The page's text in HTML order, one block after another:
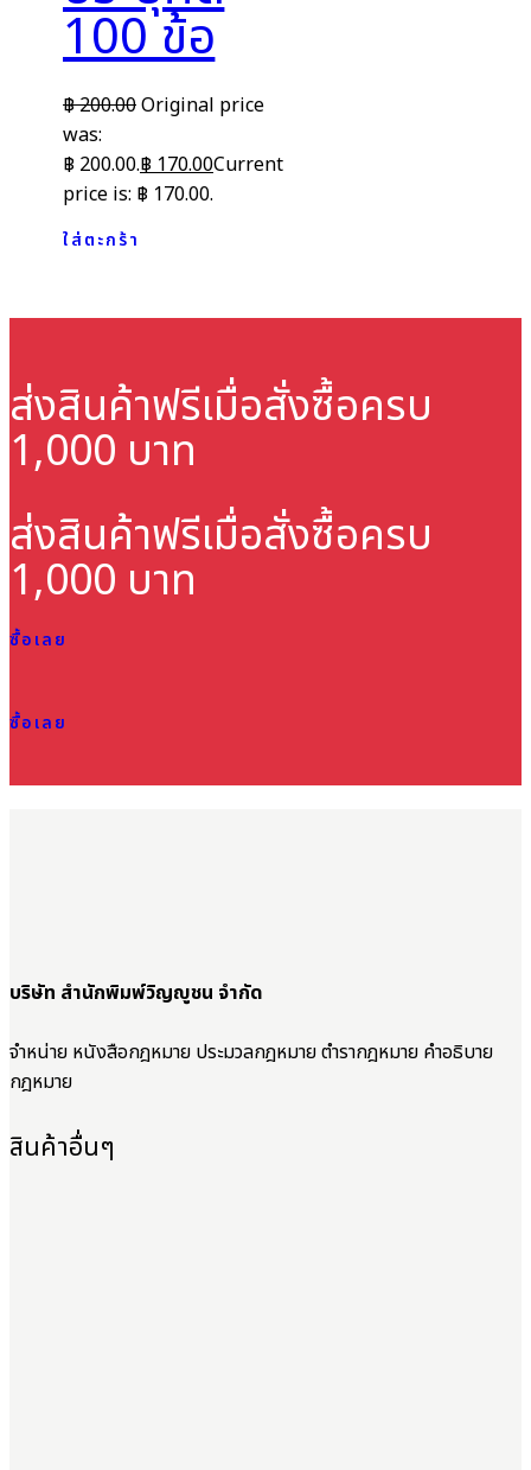
100 ข้อ
฿200.00Original price
was:
฿ 200.00.฿170.00Current
price is: ฿ 170.00.
ใส่ตะกร้า
ส่งสินค้าฟรีเมื่อสั่งซื้อครบ
1,000 บาท
ส่งสินค้าฟรีเมื่อสั่งซื้อครบ
1,000 บาท
ซื้อเลย
ซื้อเลย
บริษัท สำนักพิมพ์วิญญูชน จำกัด
จำหน่าย หนังสือกฎหมาย ประมวลกฎหมาย ตำรากฎหมาย คำอธิบาย
กฎหมาย
สินค้าอื่นๆ